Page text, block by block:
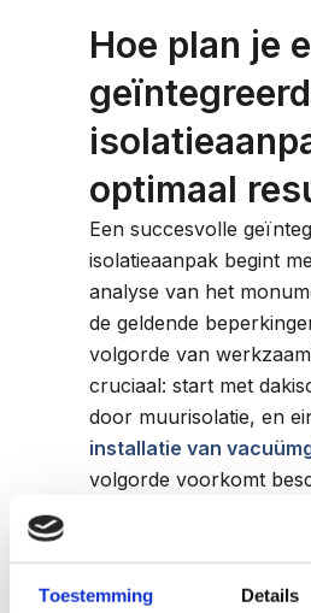
Toestemming Details
Hoe plan je
optimaal
Een succesvolle
isolatieaanpak begint
analyse van het
de geldende
volgorde van
cruciaal: start met
door muurisolatie, en
installatie van
volgorde voorkomt
De planningsfasen